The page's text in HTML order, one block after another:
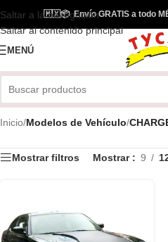
Saltar a la navegación
Saltar al contenido principal
🇲🇽📦Envío GRATIS a todo
MENÚ
Inicio/Modelos de Vehículo/
Mostrar filtros Mostrar 9